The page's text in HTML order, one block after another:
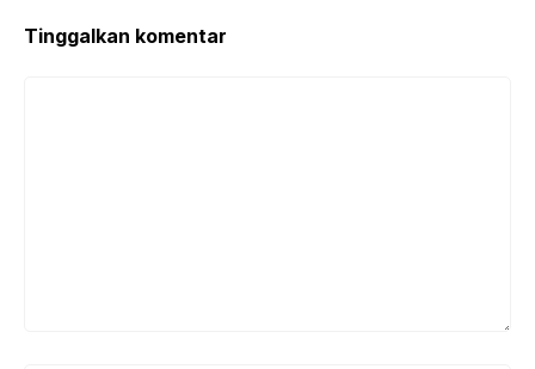
k
Tinggalkan komentar